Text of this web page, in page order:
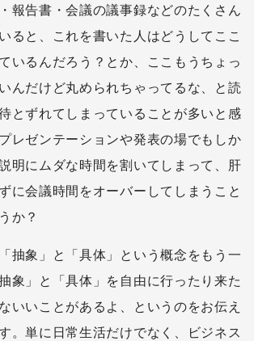
報告書・会議の議事録などのたくさん
ると、これを書いた人はどうしてここ
いるんだろう？とか、ここもうちょっ
んだけど丸められちゃってるな、と読
とずれてしまっていることが多いと感
レゼンテーションや発表の場でもしか
明にムダな時間を割いてしまって、肝
に会議時間をオーバーしてしまうこと
か？
抽象」と「具体」という概念をもう一
象」と「具体」を自由に行ったり来た
いいことがあるよ、というのをお伝え
。単に日常生活だけでなく、ビジネス